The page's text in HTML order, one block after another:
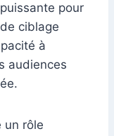
pour
ciblage
à
audiences
un rôle